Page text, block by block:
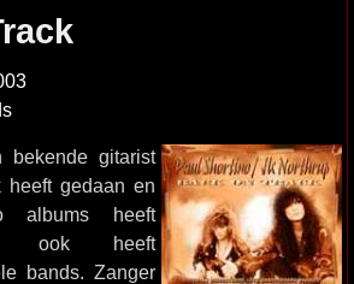
gitarist
heeft gedaan en
albums heeft
ook heeft
bands. Zanger